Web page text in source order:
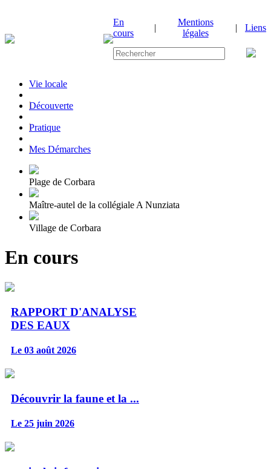
En
cours
|
Mentions
légales
| Liens
Vie locale
|Découverte
|Pratique
|Mes Démarches
Plage de Corbara
Maître-autel de la collégiale A Nunziata
Village de Corbara
En cours
RAPPORT D'ANALYSE
DES EAUX
Le 03 août 2026
Découvrir la faune et la ...
Le 25 juin 2026